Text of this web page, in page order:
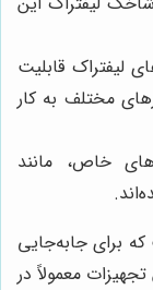
لیفتراک قابلیت
مختلف به کار
خاص، مانند
برای جابه‌جایی
معمولاً در